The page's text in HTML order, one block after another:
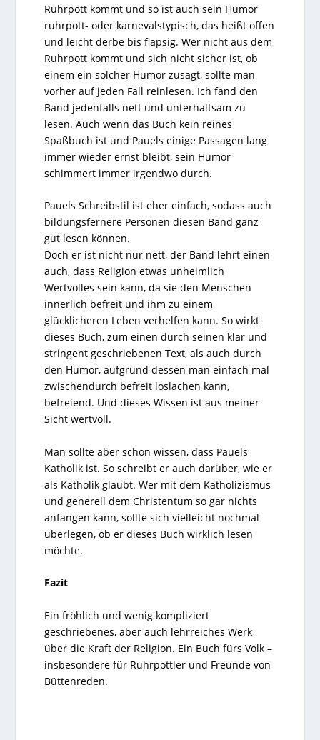
Ruhrpott kommt und so ist auch sein Humor
ruhrpott- oder karnevalstypisch, das heißt offen
und leicht derbe bis flapsig. Wer nicht aus dem
Ruhrpott kommt und sich nicht sicher ist, ob
einem ein solcher Humor zusagt, sollte man
vorher auf jeden Fall reinlesen. Ich fand den
Band jedenfalls nett und unterhaltsam zu
lesen. Auch wenn das Buch kein reines
Spaßbuch ist und Pauels einige Passagen lang
immer wieder ernst bleibt, sein Humor
schimmert immer irgendwo durch.
Pauels Schreibstil ist eher einfach, sodass auch
bildungsfernere Personen diesen Band ganz
gut lesen können.
Doch er ist nicht nur nett, der Band lehrt einen
auch, dass Religion etwas unheimlich
Wertvolles sein kann, da sie den Menschen
innerlich befreit und ihm zu einem
glücklicheren Leben verhelfen kann. So wirkt
dieses Buch, zum einen durch seinen klar und
stringent geschriebenen Text, als auch durch
den Humor, aufgrund dessen man einfach mal
zwischendurch befreit loslachen kann,
befreiend. Und dieses Wissen ist aus meiner
Sicht wertvoll.
Man sollte aber schon wissen, dass Pauels
Katholik ist. So schreibt er auch darüber, wie er
als Katholik glaubt. Wer mit dem Katholizismus
und generell dem Christentum so gar nichts
anfangen kann, sollte sich vielleicht nochmal
überlegen, ob er dieses Buch wirklich lesen
möchte.
Fazit
Ein fröhlich und wenig kompliziert
geschriebenes, aber auch lehrreiches Werk
über die Kraft der Religion. Ein Buch fürs Volk –
insbesondere für Ruhrpottler und Freunde von
Büttenreden.